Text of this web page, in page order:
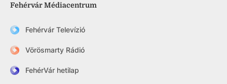
Fehérvár Médiacentrum
Fehérvár Televízió
Vörösmarty Rádió
FehérVár hetilap